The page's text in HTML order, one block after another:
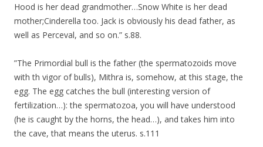
Hood is her dead grandmother…Snow White is her dead
mother;Cinderella too. Jack is obviously his dead father, as
well as Perceval, and so on.” s.88.
”The Primordial bull is the father (the spermatozoids move
with th vigor of bulls), Mithra is, somehow, at this stage, the
egg. The egg catches the bull (interesting version of
fertilization…): the spermatozoa, you will have understood
(he is caught by the horns, the head…), and takes him into
the cave, that means the uterus. s.111